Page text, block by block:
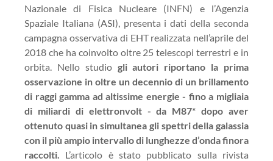
Nazionale di Fisica Nucleare (INFN) e l’Agenzia
Spaziale Italiana (ASI), presenta i dati della seconda
campagna osservativa di EHT realizzata nell’aprile del
2018 che ha coinvolto oltre 25 telescopi terrestri e in
orbita. Nello studio gli autori riportano la prima
osservazione in oltre un decennio di un brillamento
di raggi gamma ad altissime energie - fino a migliaia
di miliardi di elettronvolt - da M87* dopo aver
ottenuto quasi in simultanea gli spettri della galassia
con il più ampio intervallo di lunghezze d’onda finora
raccolti. L’articolo è stato pubblicato sulla rivista